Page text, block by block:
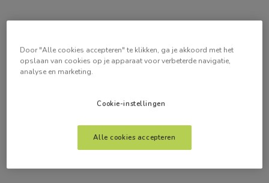
Door "Alle cookies accepteren" te klikken, ga je akkoord met het
opslaan van cookies op je apparaat voor verbeterde navigatie,
analyse en marketing.
Cookie-instellingen
Alle cookies accepteren